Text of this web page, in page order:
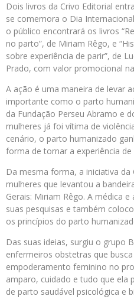
Dois livros da Crivo Editorial
se comemora o Dia
o público encontrará os livros
no parto”, de Miriam Rêgo, e
sobre experiência de parir”, de
Prado, com valor promocional
A ação é uma maneira de levar
importante como o parto
da Fundação Perseu Abramo e
mulheres já foi vítima de
cenário, o parto humanizado
forma de tornar a experiência
Da mesma forma, a iniciativa
mulheres que levantou a
Gerais: Miriam Rêgo. A médica
suas pesquisas e também
os princípios do parto
Das suas ideias, surgiu o grupo
enfermeiros obstetras que
empoderamento feminino no
amparo, cuidado e tudo que ela
de parto saudável psicológica e